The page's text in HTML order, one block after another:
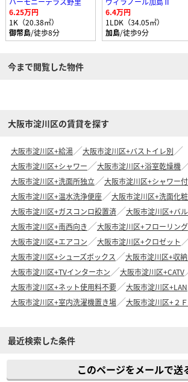
6.25万円
1K（20.38㎡）
御幣島/徒歩8分
6.4万円
1LDK（34.05㎡）
加島/徒歩9分
今まで閲覧した物件
大阪市淀川区の賃貸を探す
大阪市淀川区+給湯
大阪市淀川区+バストイレ別
大阪市淀川区+シャワー
大阪市淀川区+浴室乾燥機
大阪市淀川区+洗面所独立
大阪市淀川区+シャワー
大阪市淀川区+温水洗浄便座
大阪市淀川区+洗面化
大阪市淀川区+ガスコンロ設置済
大阪市淀川区+バ
大阪市淀川区+南西向き
大阪市淀川区+フローリング
大阪市淀川区+エアコン
大阪市淀川区+クロゼット
大阪市淀川区+シューズボックス
大阪市淀川区+収納
大阪市淀川区+TVインターホン
大阪市淀川区+CATV
大阪市淀川区+ネット使用料不要
大阪市淀川区+LAN
大阪市淀川区+室内洗濯機置き場
大阪市淀川区+２
最近検索した条件
このページをメールで送